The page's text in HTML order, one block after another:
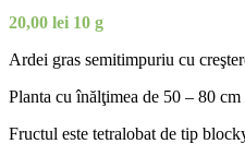
20,00 lei 10 g
Ardei gras semitimpuriu cu
Planta cu înălţimea de 50 – 80
Fructul este tetralobat de tip